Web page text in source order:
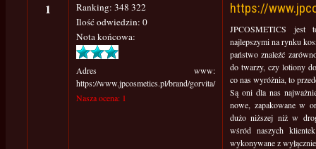
1
Ranking: 348 322
Ilość odwiedzin: 0
Nota końcowa:
Adres www:
https://www.jpcosmetics.pl/brand/gorvita/
Nasza ocena: 1
https://
JPCOSMETICS jest
najlepszymi na rynku
państwo znaleźć
do twarzy, czy lotiony
co nas wyróżnia, to
Są oni dla nas
nowe, zapakowane w
dużo niższej niż w
wśród naszych
wykonywane z